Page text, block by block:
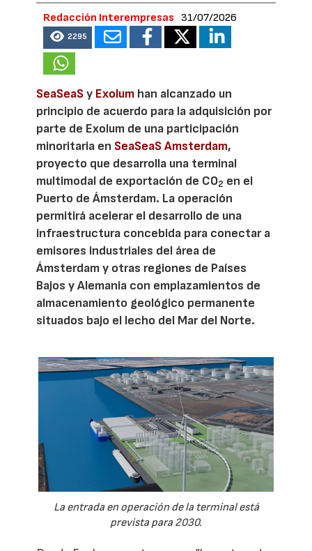
Redacción Interempresas 31/07/2026
2295
SeaSeaSy Exolum han alcanzado un
principio de acuerdo para la adquisición por
parte de Exolum de una participación
minoritaria en SeaSeaS Amsterdam,
proyecto que desarrolla una terminal
multimodal de exportación de CO2 en el
Puerto de Ámsterdam. La operación
permitirá acelerar el desarrollo de una
infraestructura concebida para conectar a
emisores industriales del área de
Ámsterdam y otras regiones de Países
Bajos y Alemania con emplazamientos de
almacenamiento geológico permanente
situados bajo el lecho del Mar del Norte.
La entrada en operación de la terminal está
prevista para 2030.